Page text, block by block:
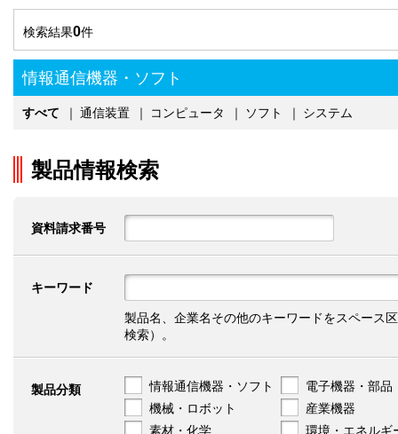
検索結果0件
情報通信機器・ソフト
すべて ｜ 通信装置 ｜ コンピュータ ｜ ソフト ｜ システム
製品情報検索
資料請求番号
キーワード
製品名、企業名その他のキーワードをスペース
検索）。
製品分類 情報通信機器・ソフト
電子機器・部品
機械・ロボット
産業機器
素材・化学
環境・エネルギ